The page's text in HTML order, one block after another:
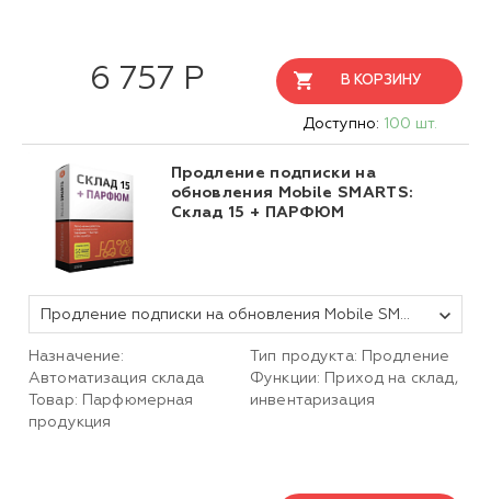
6 757 Р В КОРЗИНУ
Доступно: 100 шт.
Продление подписки на
обновления Mobile SMARTS:
Склад 15 + ПАРФЮМ
Продление подписки на обновления Mobile SMARTS Склад 15, БАЗОВЫЙ + ПАРФЮМ для любой поддерживаемой конфигурации 1С на 1 (один) год
Назначение:
Автоматизация склада
Товар: Парфюмерная
продукция
Тип продукта: Продление
Функции: Приход на склад,
инвентаризация